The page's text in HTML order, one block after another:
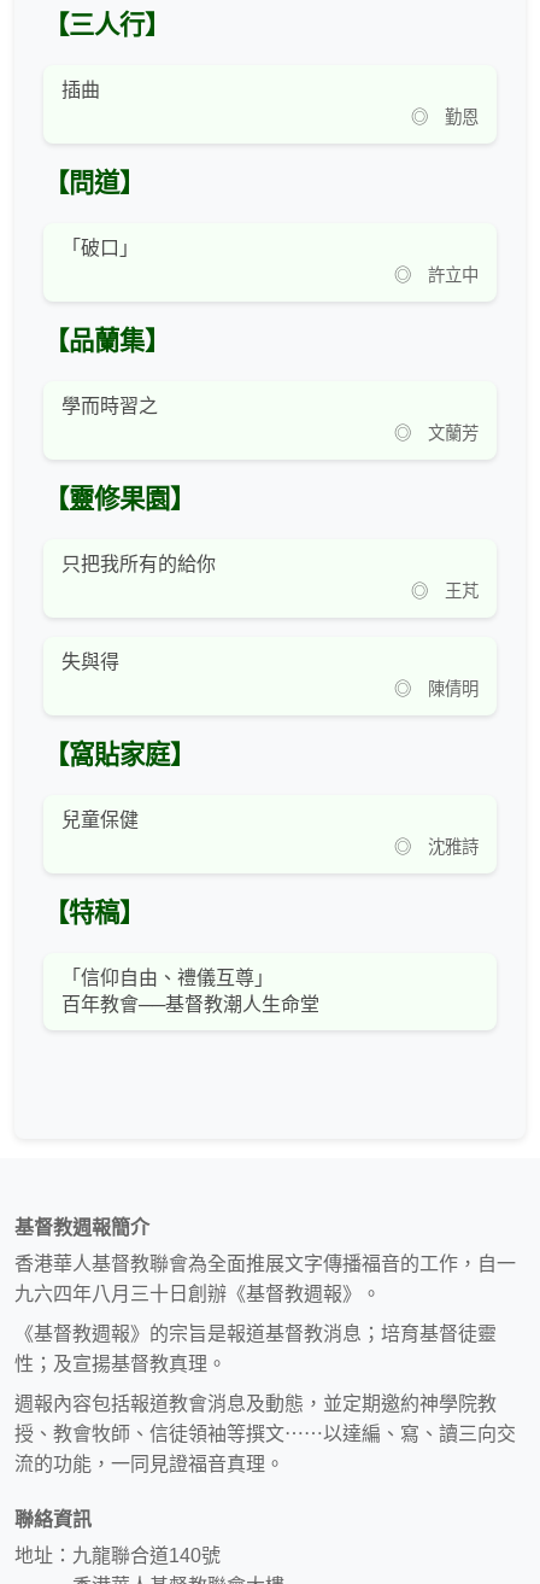
【三人行】
插曲
◎ 勤恩
【問道】
「破口」
◎ 許立中
【品蘭集】
學而時習之
◎ 文蘭芳
【靈修果園】
只把我所有的給你
◎ 王芃
失與得
◎ 陳倩明
【窩貼家庭】
兒童保健
◎ 沈雅詩
【特稿】
「信仰自由、禮儀互尊」
百年教會──基督教潮人生命堂
基督教週報簡介
香港華人基督教聯會為全面推展文字傳播福音的工作，自一
九六四年八月三十日創辦《基督教週報》。
《基督教週報》的宗旨是報道基督教消息；培育基督徒靈
性；及宣揚基督教真理。
週報內容包括報道教會消息及動態，並定期邀約神學院教
授、教會牧師、信徒領袖等撰文⋯⋯以達編、寫、讀三向交
流的功能，一同見證福音真理。
聯絡資訊
地址：九龍聯合道140號